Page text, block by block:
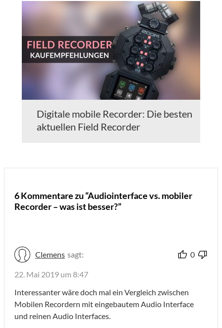
Digitale mobile Recorder: Die besten
aktuellen Field Recorder
6 Kommentare zu “Audiointerface vs. mobiler
Recorder – was ist besser?”
Clemens sagt: 0
22. Mai 2019 um 8:47
Interessanter wäre doch mal ein Vergleich zwischen
Mobilen Recordern mit eingebautem Audio Interface
und reinen Audio Interfaces.